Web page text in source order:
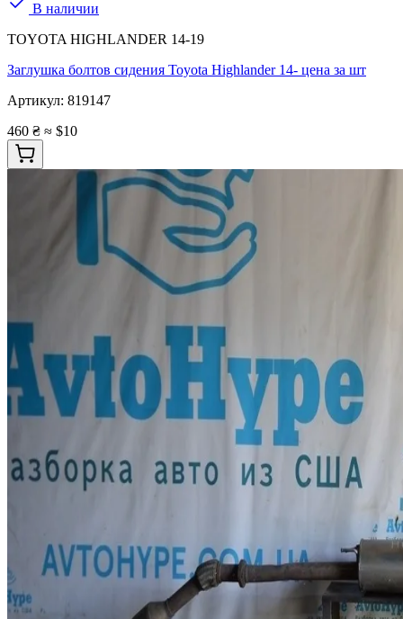
В наличии
TOYOTA HIGHLANDER 14-19
Заглушка болтов сидения Toyota Highlander 14- цена за шт
Артикул: 819147
460 ₴ ≈ $10